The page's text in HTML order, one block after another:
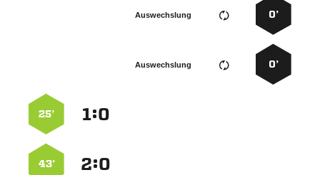
0’
Auswechslung
0’
Auswechslung
:
25’
:
43’